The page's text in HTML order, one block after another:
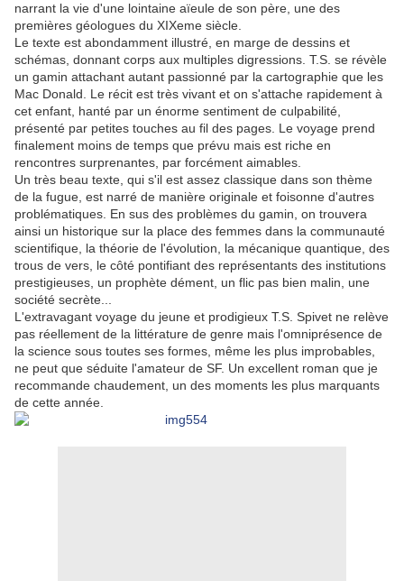
narrant la vie d'une lointaine aïeule de son père, une des
premières géologues du XIXeme siècle.
Le texte est abondamment illustré, en marge de dessins et
schémas, donnant corps aux multiples digressions. T.S. se révèle
un gamin attachant autant passionné par la cartographie que les
Mac Donald. Le récit est très vivant et on s'attache rapidement à
cet enfant, hanté par un énorme sentiment de culpabilité,
présenté par petites touches au fil des pages. Le voyage prend
finalement moins de temps que prévu mais est riche en
rencontres surprenantes, par forcément aimables.
Un très beau texte, qui s'il est assez classique dans son thème
de la fugue, est narré de manière originale et foisonne d'autres
problématiques. En sus des problèmes du gamin, on trouvera
ainsi un historique sur la place des femmes dans la communauté
scientifique, la théorie de l'évolution, la mécanique quantique, des
trous de vers, le côté pontifiant des représentants des institutions
prestigieuses, un prophète dément, un flic pas bien malin, une
société secrète...
L'extravagant voyage du jeune et prodigieux T.S. Spivet ne relève
pas réellement de la littérature de genre mais l'omniprésence de
la science sous toutes ses formes, même les plus improbables,
ne peut que séduite l'amateur de SF. Un excellent roman que je
recommande chaudement, un des moments les plus marquants
de cette année.